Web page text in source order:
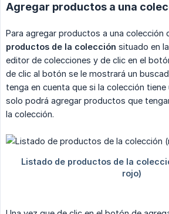
Agregar productos a una
Para agregar productos a una colección
productos de la colección situado en
editor de colecciones y de clic en el
de clic al botón se le mostrará un
tenga en cuenta que si la colección tiene
solo podrá agregar productos que
la colección.